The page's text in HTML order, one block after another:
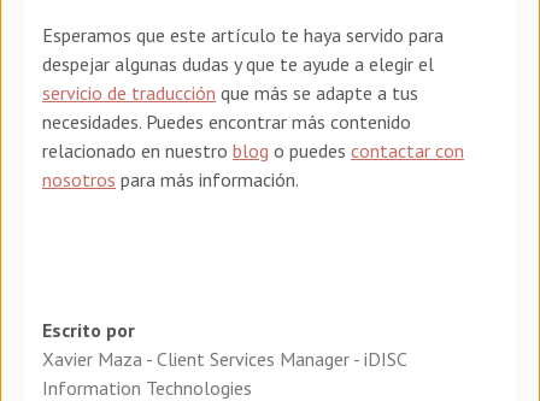
Esperamos que este artículo te haya servido para
despejar algunas dudas y que te ayude a elegir el
servicio de traducción que más se adapte a tus
necesidades. Puedes encontrar más contenido
relacionado en nuestro blog o puedes contactar con
nosotros para más información.
Escrito por
Xavier Maza - Client Services Manager - iDISC
Information Technologies